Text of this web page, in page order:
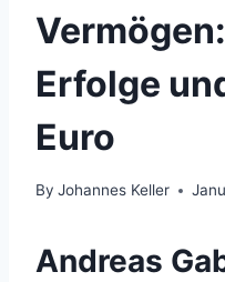
Erfolge
Euro
By Johannes Keller
Andreas